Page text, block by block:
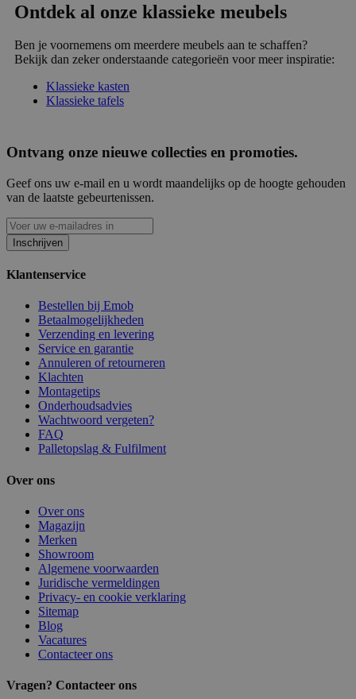
Ontdek al onze klassieke meubels
Ben je voornemens om meerdere meubels aan te schaffen?
Bekijk dan zeker onderstaande categorieën voor meer inspiratie:
Klassieke kasten
Klassieke tafels
Ontvang onze nieuwe collecties en promoties.
Geef ons uw e-mail en u wordt maandelijks op de hoogte gehouden
van de laatste gebeurtenissen.
Inschrijven
Klantenservice
Bestellen bij Emob
Betaalmogelijkheden
Verzending en levering
Service en garantie
Annuleren of retourneren
Klachten
Montagetips
Onderhoudsadvies
Wachtwoord vergeten?
FAQ
Palletopslag & Fulfilment
Over ons
Over ons
Magazijn
Merken
Showroom
Algemene voorwaarden
Juridische vermeldingen
Privacy- en cookie verklaring
Sitemap
Blog
Vacatures
Contacteer ons
Vragen? Contacteer ons